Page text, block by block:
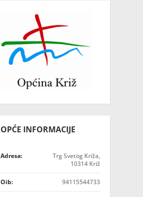
OPĆE INFORMACIJE
Adresa:
Trg Svetog Križa,
10314 Križ
Oib: 94115544733